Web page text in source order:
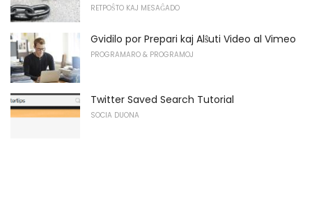
RETPOŜTO KAJ MESAĜADO
Gvidilo por Prepari kaj Alŝuti Video al Vimeo
PROGRAMARO & PROGRAMOJ
Twitter Saved Search Tutorial
SOCIA DUONA